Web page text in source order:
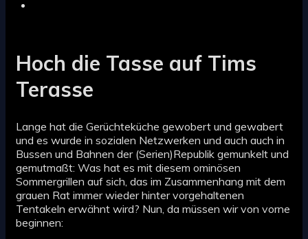
Hoch die Tasse auf Tims
Terasse
Lange hat die Gerüchteküche gewobert und gewabert
und es wurde in sozialen Netzwerken und auch auch in
Bussen und Bahnen der (Serien)Republik gemunkelt und
gemutmaßt: Was hat es mit diesem ominösen
Sommergrillen auf sich, das im Zusammenhang mit dem
grauen Rat immer wieder hinter vorgehaltenen
Tentakeln erwähnt wird? Nun, da müssen wir von vorne
beginnen: